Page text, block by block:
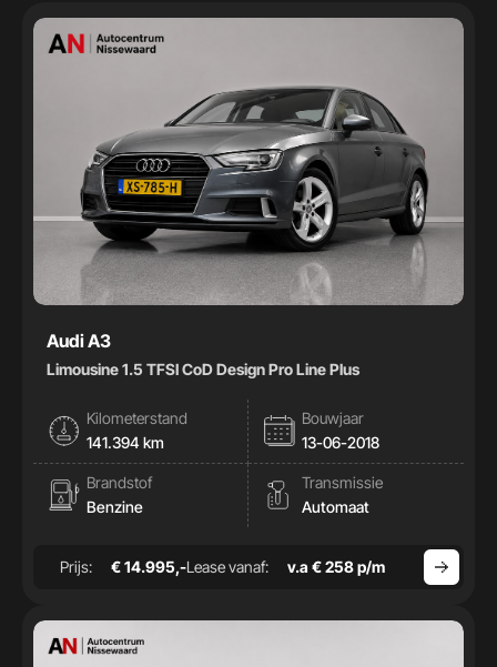
Handgeschakeld 34
Carrosserie
Carrosserie
Prijs (€)
-
Kilometerstand
Bouwjaar
Audi A3
Limousine 1.5 TFSI CoD Design Pro Line Plus
Kilometerstand
141.394 km
Bouwjaar
13-06-2018
Brandstof
Benzine
Transmissie
Automaat
Prijs: € 14.995,-Lease vanaf: v.a € 258 p/m